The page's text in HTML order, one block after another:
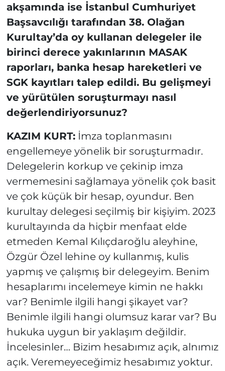
akşamında ise İstanbul Cumhuriyet
Başsavcılığı tarafından 38. Olağan
Kurultay’da oy kullanan delegeler ile
birinci derece yakınlarının MASAK
raporları, banka hesap hareketleri ve
SGK kayıtları talep edildi. Bu gelişmeyi
ve yürütülen soruşturmayı nasıl
değerlendiriyorsunuz?
KAZIM KURT:İmza toplanmasını
engellemeye yönelik bir soruşturmadır.
Delegelerin korkup ve çekinip imza
vermemesini sağlamaya yönelik çok basit
ve çok küçük bir hesap, oyundur. Ben
kurultay delegesi seçilmiş bir kişiyim. 2023
kurultayında da hiçbir menfaat elde
etmeden Kemal Kılıçdaroğlu aleyhine,
Özgür Özel lehine oy kullanmış, kulis
yapmış ve çalışmış bir delegeyim. Benim
hesaplarımı incelemeye kimin ne hakkı
var? Benimle ilgili hangi şikayet var?
Benimle ilgili hangi olumsuz karar var? Bu
hukuka uygun bir yaklaşım değildir.
İncelesinler… Bizim hesabımız açık, alnımız
açık. Veremeyeceğimiz hesabımız yoktur.